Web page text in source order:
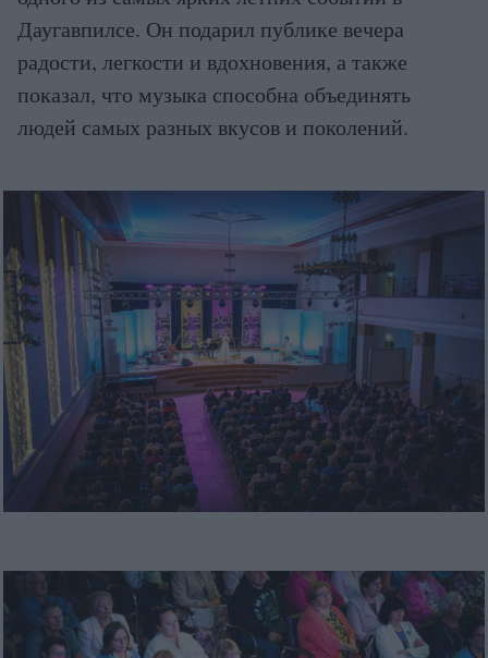
Даугавпилсе. Он подарил публике вечера
радости, легкости и вдохновения, а также
показал, что музыка способна объединять
людей самых разных вкусов и поколений.